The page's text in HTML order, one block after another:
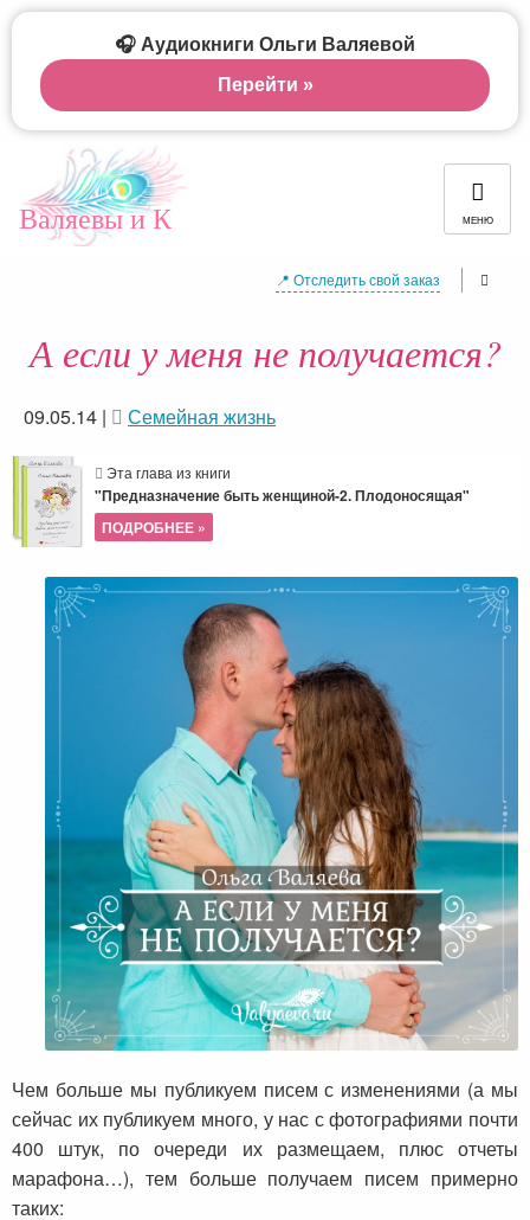
Валяевы и К МЕНЮ
📍 Отследить свой заказ
А если у меня не получается?
09.05.14 | Семейная жизнь
Эта глава из книги
"Предназначение быть женщиной-2. Плодоносящая"
ПОДРОБНЕЕ »
Чем больше мы публикуем писем с изменениями (а мы
сейчас их публикуем много, у нас с фотографиями почти
400 штук, по очереди их размещаем, плюс отчеты
марафона…), тем больше получаем писем примерно
таких:
🎧 Аудиокниги Ольги Валяевой
Перейти »